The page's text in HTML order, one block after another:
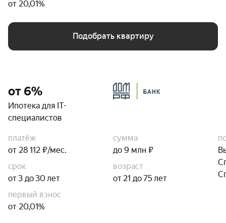
от 20,01%
Подобрать квартиру
от 6%
Ипотека для IT-
специалистов
платёж
от 28 112 ₽/мес.
сумма
до 9 млн ₽
срок
от 3 до 30 лет
возраст
от 21 до 75 лет
первый взнос
от 20,01%